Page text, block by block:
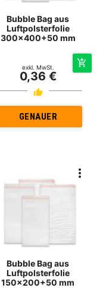
Bubble Bag aus
Luftpolsterfolie
300x400+50 mm
exkl. MwSt.
0,36 €
GENAUER
Bubble Bag aus
Luftpolsterfolie
150x200+50 mm